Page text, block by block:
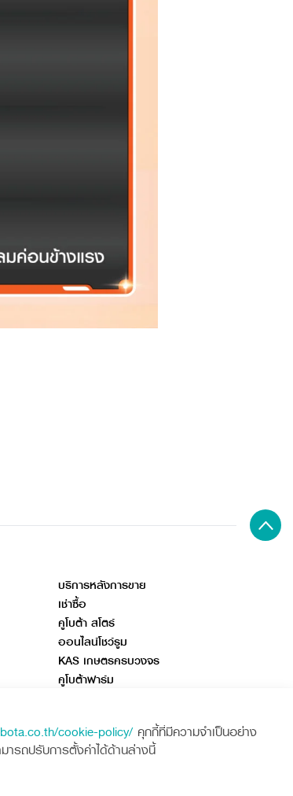
cookie-policy/คุกกี้ที่มีความจำเป็นอย่าง
ารถปรับการตั้งค่าได้ด้านล่างนี้
บริการหลังการขาย
เช่าซื้อ
คูโบต้า สโตร์
ออนไลน์โชว์รูม
KAS เกษตรครบวงจร
คูโบต้าฟาร์ม